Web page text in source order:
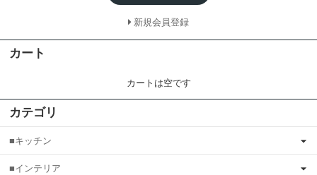
新規会員登録
カート
カートは空です
カテゴリ
■キッチン
■インテリア